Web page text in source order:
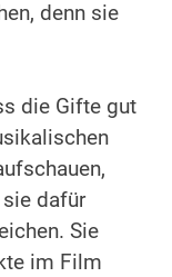
denn sie
die Gifte gut
sie dafür
Sie
im Film